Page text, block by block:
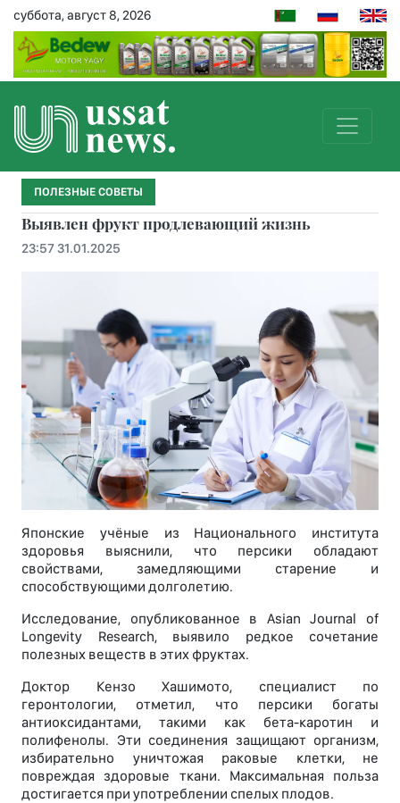
суббота, август 8, 2026
ПОЛЕЗНЫЕ СОВЕТЫ
Выявлен фрукт продлевающий жизнь
23:57 31.01.2025
Японские учёные из Национального института
здоровья выяснили, что персики обладают
свойствами, замедляющими старение и
способствующими долголетию.
Исследование, опубликованное в Asian Journal of
Longevity Research, выявило редкое сочетание
полезных веществ в этих фруктах.
Доктор Кензо Хашимото, специалист по
геронтологии, отметил, что персики богаты
антиоксидантами, такими как бета-каротин и
полифенолы. Эти соединения защищают организм,
избирательно уничтожая раковые клетки, не
повреждая здоровые ткани. Максимальная польза
достигается при употреблении спелых плодов.